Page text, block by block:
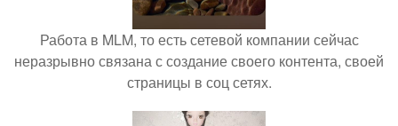
Работа в MLM, то есть сетевой компании сейчас
неразрывно связана с создание своего контента, своей
страницы в соц сетях.